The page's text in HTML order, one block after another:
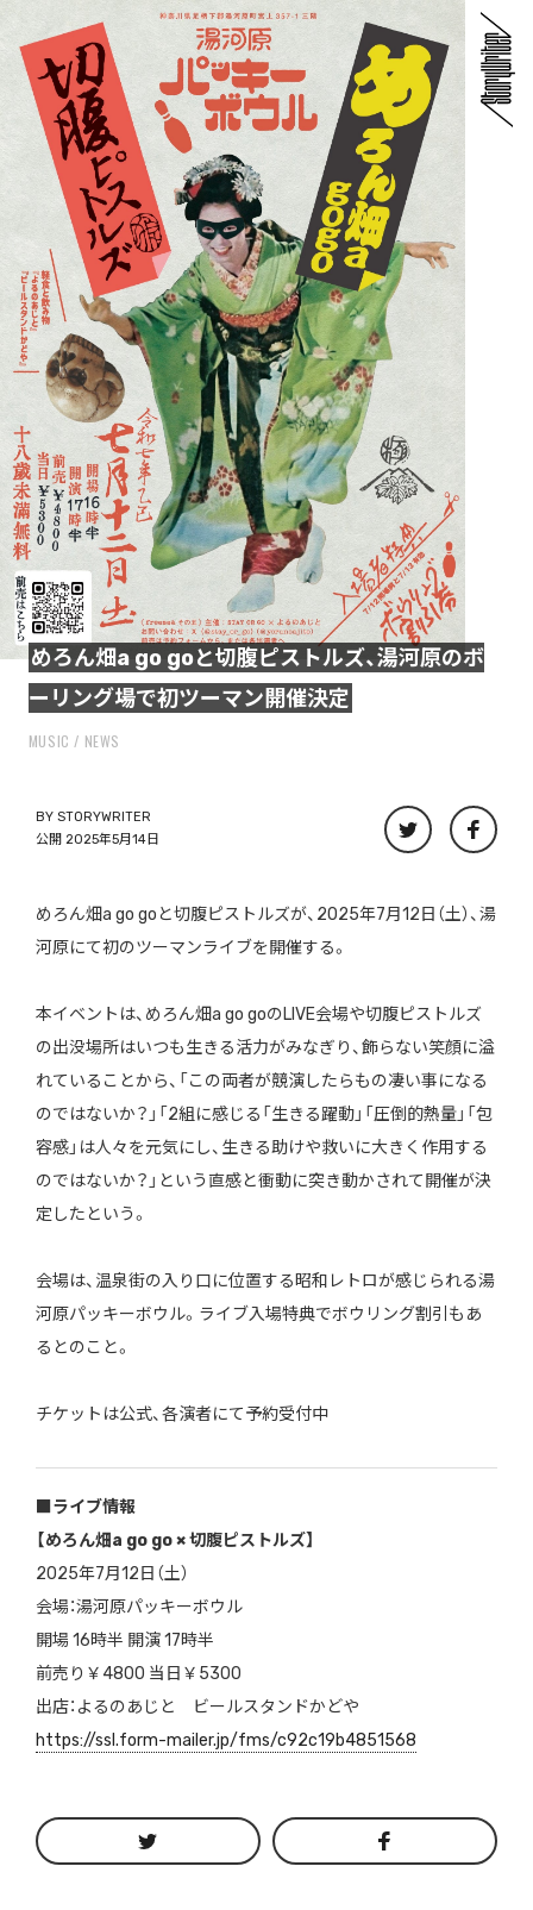
めろん畑a go goと切腹ピストルズ、湯河原のボ
ーリング場で初ツーマン開催決定
MUSIC NEWS
BY STORYWRITER
公開 2025年5月14日
めろん畑a go goと切腹ピストルズが、2025年7月12日（土）、湯
河原にて初のツーマンライブを開催する。
本イベントは、めろん畑a go goのLIVE会場や切腹ピストルズ
の出没場所はいつも生きる活力がみなぎり、飾らない笑顔に溢
れていることから、「この両者が競演したらもの凄い事になる
のではないか？」「2組に感じる「生きる躍動」「圧倒的熱量」「包
容感」は人々を元気にし、生きる助けや救いに大きく作用する
のではないか？」という直感と衝動に突き動かされて開催が決
定したという。
会場は、温泉街の入り口に位置する昭和レトロが感じられる湯
河原パッキーボウル。ライブ入場特典でボウリング割引もあ
るとのこと。
チケットは公式、各演者にて予約受付中
■ライブ情報
【めろん畑a go go × 切腹ピストルズ】
2025年7月12日（土）
会場：湯河原パッキーボウル
開場 16時半 開演 17時半
前売り￥4800 当日￥5300
出店：よるのあじと ビールスタンドかどや
https://ssl.form-mailer.jp/fms/c92c19b4851568